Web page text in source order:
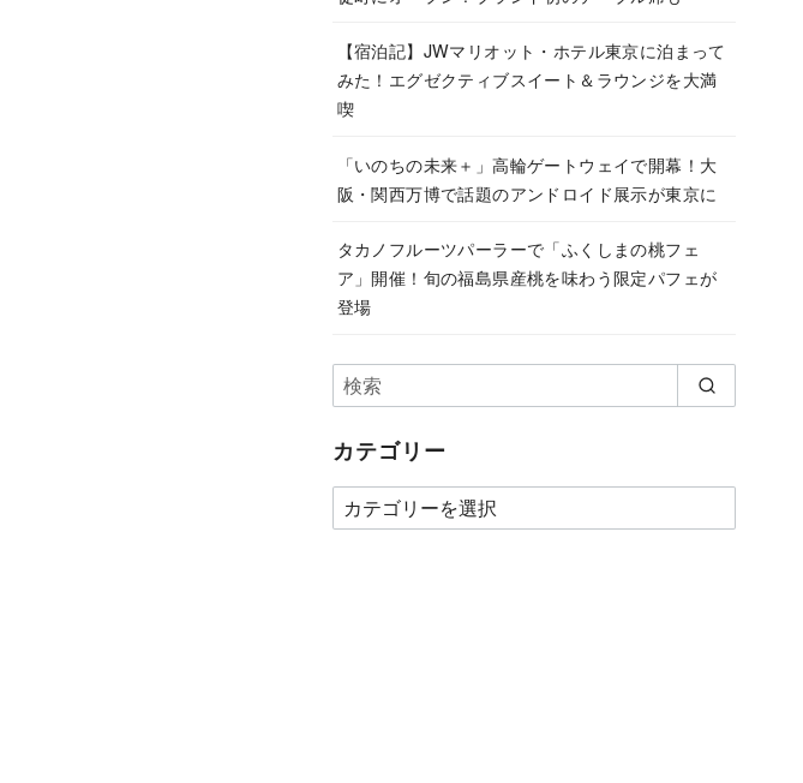
【宿泊記】JWマリオット・ホテル東京に泊まって
みた！エグゼクティブスイート＆ラウンジを大満
喫
「いのちの未来＋」高輪ゲートウェイで開幕！大
阪・関西万博で話題のアンドロイド展示が東京に
タカノフルーツパーラーで「ふくしまの桃フェ
ア」開催！旬の福島県産桃を味わう限定パフェが
登場
カテゴリー
カ
テ